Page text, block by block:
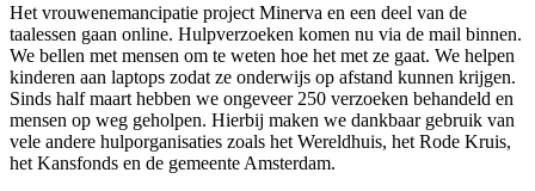
Het vrouwenemancipatie project Minerva en een deel van de
taalessen gaan online. Hulpverzoeken komen nu via de mail binnen.
We bellen met mensen om te weten hoe het met ze gaat. We helpen
kinderen aan laptops zodat ze onderwijs op afstand kunnen krijgen.
Sinds half maart hebben we ongeveer 250 verzoeken behandeld en
mensen op weg geholpen. Hierbij maken we dankbaar gebruik van
vele andere hulporganisaties zoals het Wereldhuis, het Rode Kruis,
het Kansfonds en de gemeente Amsterdam.